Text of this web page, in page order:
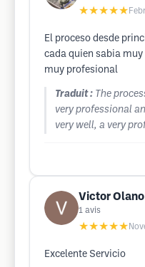
★★★★★
El proceso desde
cada quien sabia
muy profesional
Traduit : The
very professional
very well, a very
Victor Olano
1 avis
★★★★★
Excelente Servicio